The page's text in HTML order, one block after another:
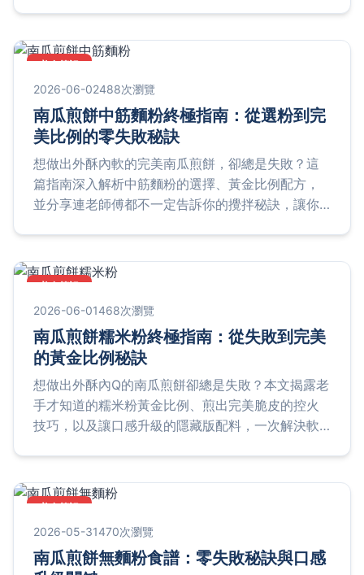
美食筆記
2026-06-02488次瀏覽
南瓜煎餅中筋麵粉終極指南：從選粉到完
美比例的零失敗秘訣
想做出外酥內軟的完美南瓜煎餅，卻總是失敗？這
篇指南深入解析中筋麵粉的選擇、黃金比例配方，
並分享連老師傅都不一定告訴你的攪拌秘訣，讓你
美食筆記
2026-06-01468次瀏覽
南瓜煎餅糯米粉終極指南：從失敗到完美
的黃金比例秘訣
想做出外酥內Q的南瓜煎餅卻總是失敗？本文揭露老
手才知道的糯米粉黃金比例、煎出完美脆皮的控火
技巧，以及讓口感升級的隱藏版配料，一次解決軟
美食筆記
2026-05-31470次瀏覽
南瓜煎餅無麵粉食譜：零失敗秘訣與口感